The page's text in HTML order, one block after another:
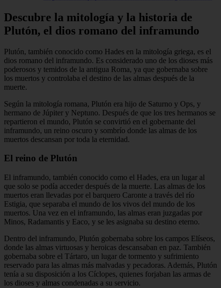
Descubre la mitología y la historia de
Plutón, el dios romano del inframundo
Plutón, también conocido como Hades en la mitología griega, es el
dios romano del inframundo. Es considerado uno de los dioses más
poderosos y temidos de la antigua Roma, ya que gobernaba sobre
los muertos y controlaba el destino de las almas después de la
muerte.
Según la mitología romana, Plutón era hijo de Saturno y Ops, y
hermano de Júpiter y Neptuno. Después de que los tres hermanos se
repartieron el mundo, Plutón se convirtió en el gobernante del
inframundo, un reino oscuro y sombrío donde las almas de los
muertos descansan por toda la eternidad.
El reino de Plutón
El inframundo, también conocido como el Hades, era un lugar al
que solo se podía acceder después de la muerte. Las almas de los
muertos eran llevadas por el barquero Caronte a través del río
Estigia, que separaba el mundo de los vivos del mundo de los
muertos. Una vez en el inframundo, las almas eran juzgadas por
Minos, Radamantis y Eaco, y se les asignaba su destino eterno.
Dentro del inframundo, Plutón gobernaba sobre los campos Elíseos,
donde las almas virtuosas y heroicas descansaban en paz. También
gobernaba sobre el Tártaro, un lugar de tormento y sufrimiento
reservado para las almas más malvadas y pecadoras. Además, Plutón
tenía a su disposición a los Cíclopes, quienes forjaban las armas de
los dioses y almas condenadas a su servicio.